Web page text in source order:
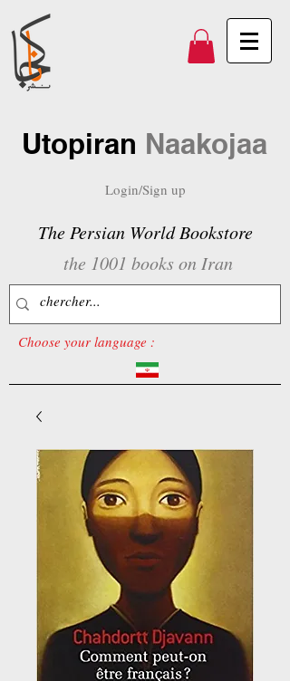
Utopiran Naakojaa
Login/Sign up
The Persian World Bookstore
the 1001 books on Iran
Choose your language :